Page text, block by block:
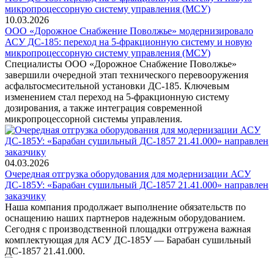
10.03.2026
ООО «Дорожное Снабжение Поволжье» модернизировало
АСУ ДС-185: переход на 5-фракционную систему и новую
микропроцессорную систему управления (МСУ)
Специалисты ООО «Дорожное Снабжение Поволжье»
завершили очередной этап технического перевооружения
асфальтосмесительной установки ДС-185. Ключевым
изменением стал переход на 5-фракционную систему
дозирования, а также интеграция современной
микропроцессорной системы управления.
04.03.2026
Очередная отгрузка оборудования для модернизации АСУ
ДС-185У: «Барабан сушильный ДС-1857 21.41.000» направлен
заказчику
Наша компания продолжает выполнение обязательств по
оснащению наших партнеров надежным оборудованием.
Сегодня с производственной площадки отгружена важная
комплектующая для АСУ ДС-185У — Барабан сушильный
ДС-1857 21.41.000.